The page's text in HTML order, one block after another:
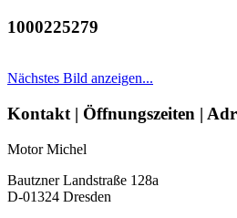
1000225279
Nächstes Bild anzeigen...
Seitenleiste
Kontakt | Öffnungszeiten |
Motor Michel
Bautzner Landstraße 128a
D-01324 Dresden